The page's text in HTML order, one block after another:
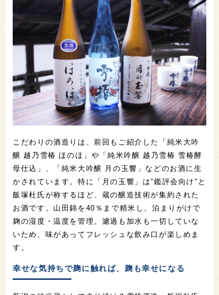
こだわりの酒造りは、前回もご紹介した「純米大吟
醸 越乃雪椿 ほのほ」や「純米吟醸 越乃雪椿 雪椿酵
母仕込」、「純米大吟醸 月の玉響」などのお酒に生
かされています。特に「月の玉響」は"鑑評会向け"と
飯塚杜氏が称するほど、蔵の醸造技術が集約された
お酒です。山田錦を40％まで精米し、泊まりがけで
麹の湿度・温度を管理。濾過も加水も一切していな
いため、味があってフレッシュな飲み口が楽しめま
す。
幸せな気持ちで麹に触れば、麹も幸せになる